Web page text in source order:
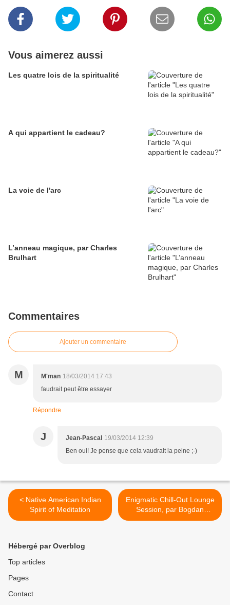
Vous aimerez aussi
Les quatre lois de la spiritualité
A qui appartient le cadeau?
La voie de l'arc
L’anneau magique, par Charles
Brulhart
Commentaires
Ajouter un commentaire
M M'man 18/03/2014 17:43
faudrait peut être essayer
Répondre
J Jean-Pascal 19/03/2014 12:39
Ben oui! Je pense que cela vaudrait la peine ;-)
< Native American Indian
Spirit of Meditation
Enigmatic Chill-Out Lounge
Session, par Bogdan
Postolache >
Hébergé par Overblog
Top articles
Pages
Contact